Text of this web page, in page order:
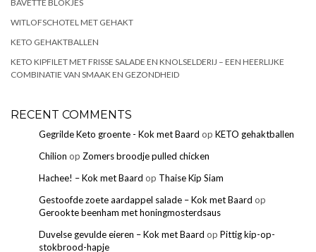
BAVETTE BLOKJES
WITLOFSCHOTEL MET GEHAKT
KETO GEHAKTBALLEN
KETO KIPFILET MET FRISSE SALADE EN KNOLSELDERIJ – EEN HEERLIJKE
COMBINATIE VAN SMAAK EN GEZONDHEID
RECENT COMMENTS
Gegrilde Keto groente - Kok met Baard op KETO gehaktballen
Chilion op Zomers broodje pulled chicken
Hachee! – Kok met Baard op Thaise Kip Siam
Gestoofde zoete aardappel salade – Kok met Baard op
Gerookte beenham met honingmosterdsaus
Duvelse gevulde eieren – Kok met Baard op Pittig kip-op-
stokbrood-hapje